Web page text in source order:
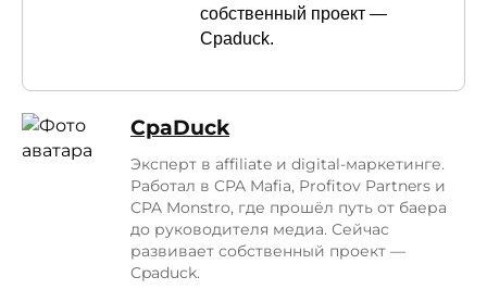
собственный проект —
Cpaduck.
СpaDuck
Эксперт в affiliate и digital-маркетинге.
Работал в CPA Mafia, Profitov Partners и
CPA Monstro, где прошёл путь от баера
до руководителя медиа. Сейчас
развивает собственный проект —
Cpaduck.